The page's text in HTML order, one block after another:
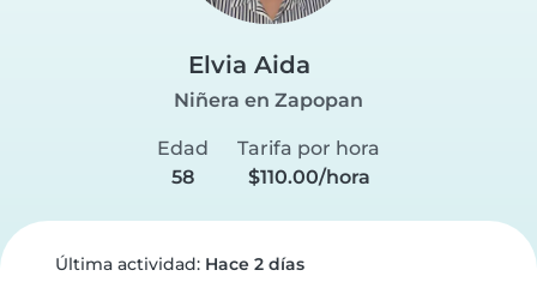
Elvia Aida
Niñera en Zapopan
Edad
58
Tarifa por hora
$110.00/hora
Última actividad: Hace 2 días